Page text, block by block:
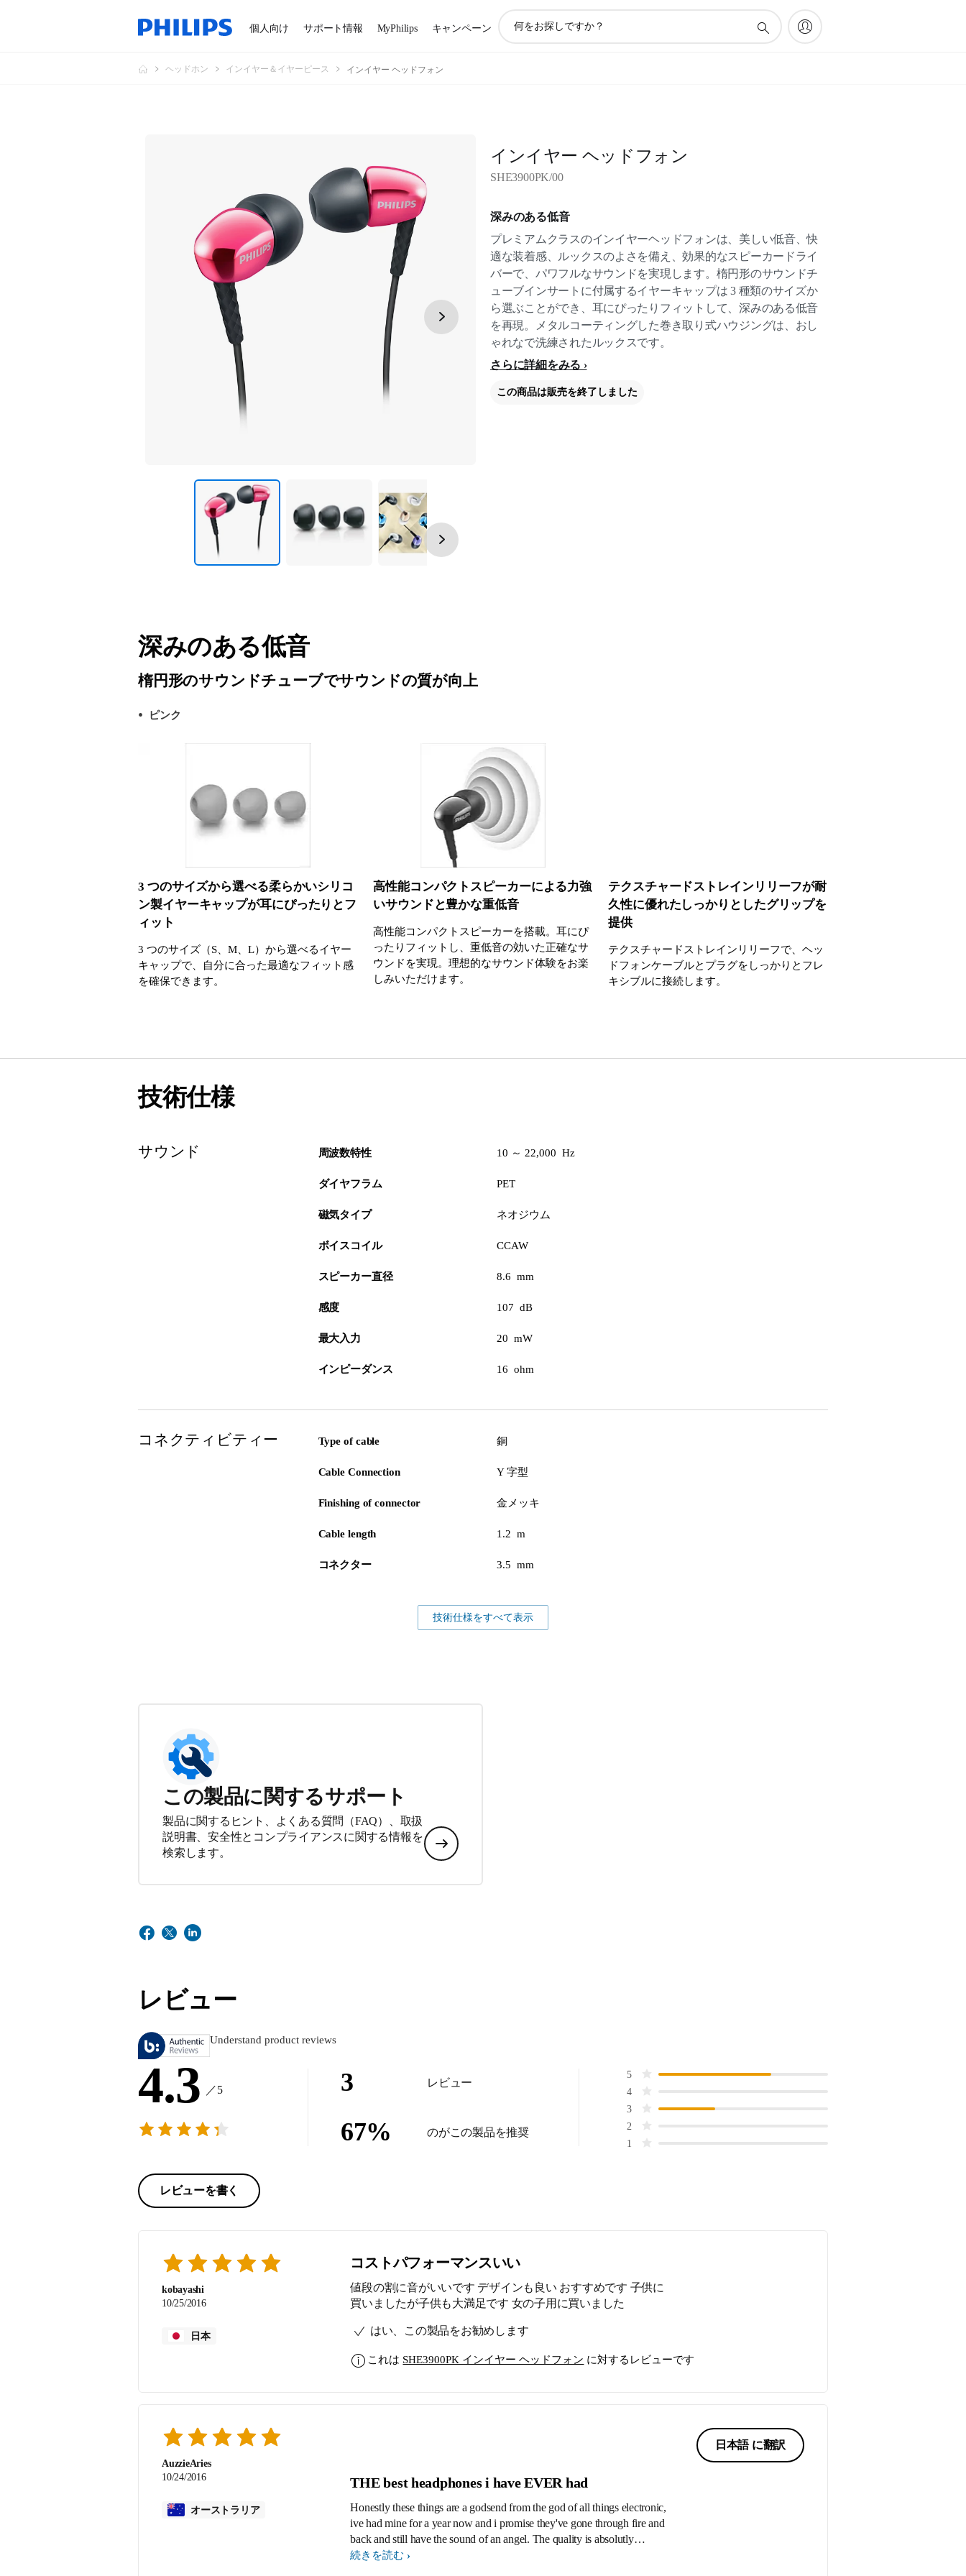
個人向け サポート情報 MyPhilips キャンペーン
索
ヘッドホン インイヤー＆イヤーピース インイヤー ヘッドフォン
インイヤー ヘッドフォン
SHE3900PK/00
深みのある低音
プレミアムクラスのインイヤーヘッドフォンは、美しい低音、快
適な装着感、ルックスのよさを備え、効果的なスピーカードライ
バーで、パワフルなサウンドを実現します。楕円形のサウンドチ
ューブインサートに付属するイヤーキャップは 3 種類のサイズか
ら選ぶことができ、耳にぴったりフィットして、深みのある低音
を再現。メタルコーティングした巻き取り式ハウジングは、おし
ゃれなで洗練されたルックスです。
さらに詳細をみる
この商品は販売を終了しました
深みのある低音
楕円形のサウンドチューブでサウンドの質が向上
ピンク
3 つのサイズから選べる柔らかいシリコ
ン製イヤーキャップが耳にぴったりとフ
ィット
3 つのサイズ（S、M、L）から選べるイヤー
キャップで、自分に合った最適なフィット感
を確保できます。
高性能コンパクトスピーカーによる力強
いサウンドと豊かな重低音
高性能コンパクトスピーカーを搭載。耳にぴ
ったりフィットし、重低音の効いた正確なサ
ウンドを実現。理想的なサウンド体験をお楽
しみいただけます。
テクスチャードストレインリリーフが耐
久性に優れたしっかりとしたグリップを
提供
テクスチャードストレインリリーフで、ヘッ
ドフォンケーブルとプラグをしっかりとフレ
キシブルに接続します。
技術仕様
サウンド 周波数特性 10 ～ 22,000 Hz
ダイヤフラム PET
磁気タイプ ネオジウム
ボイスコイル CCAW
スピーカー直径 8.6 mm
感度 107 dB
最大入力 20 mW
インピーダンス 16 ohm
コネクティビティー Type of cable 銅
Cable Connection Y 字型
Finishing of connector 金メッキ
Cable length 1.2 m
コネクター 3.5 mm
技術仕様をすべて表示
この製品に関するサポート
製品に関するヒント、よくある質問（FAQ）、取扱
説明書、安全性とコンプライアンスに関する情報を
検索します。
レビュー
Understand product reviews
4.3 ／5
レビューを書く
3 レビュー
67% のがこの製品を推奨
5
4
3
2
1
kobayashi
10/25/2016
日本
コストパフォーマンスいい
値段の割に音がいいです デザインも良い おすすめです 子供に
買いましたが子供も大満足です 女の子用に買いました
はい、この製品をお勧めします
これは SHE3900PK インイヤー ヘッドフォン に対するレビューです
AuzzieAries
10/24/2016
オーストラリア
日本語 に翻訳
THE best headphones i have EVER had
Honestly these things are a godsend from the god of all things electronic,
ive had mine for a year now and i promise they've gone through fire and
back and still have the sound of an angel. The quality is absolutly
amazing and i cant honestly reccommend a better set! IF these ever stop
続きを読む